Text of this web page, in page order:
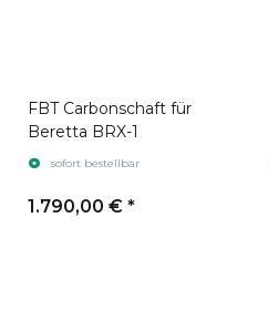
FBT Carbonschaft für
Beretta BRX-1
sofort bestellbar
1.790,00 € *